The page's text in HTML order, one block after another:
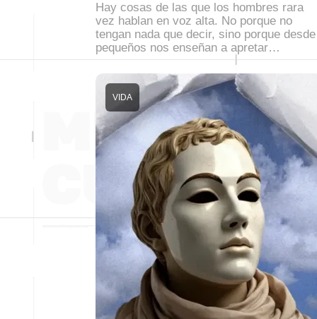
Hay cosas de las que los hombres rara
vez hablan en voz alta. No porque no
tengan nada que decir, sino porque desde
pequeños nos enseñan a apretar…
VIDA